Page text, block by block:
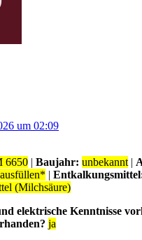
um 02:09
6650 | Baujahr: unbekannt |
|
(Milchsäure)
elektrische Kenntnisse
ja